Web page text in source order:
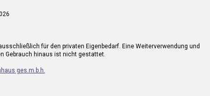
für den privaten Eigenbedarf. Eine Weiterverwendung und
Gebrauch hinaus ist nicht gestattet.
ges.m.b.h.